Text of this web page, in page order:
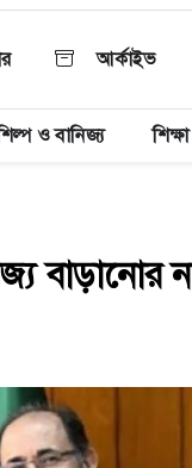
আর্কাইভ
ও বানিজ্য শিক্ষা
বাড়ানোর